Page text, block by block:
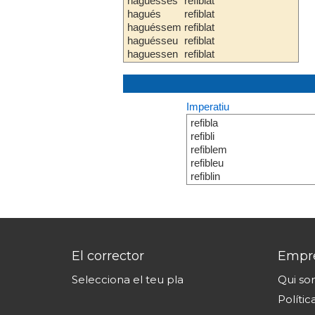
hagués
haguéssem
haguésseu
haguessen
refiblat
refiblat
refiblat
refiblat
Imperatiu
refibla
refibli
refiblem
refibleu
refiblin
El corrector
Selecciona el teu pla
Qui